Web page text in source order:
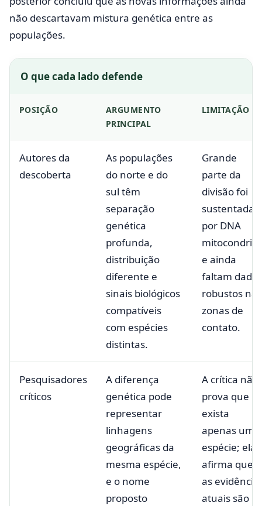
não descartavam mistura genética entre as
populações.
O que cada lado defende
POSIÇÃO
ARGUMENTO
PRINCIPAL
LIMITAÇÃO
Autores da
descoberta
As populações
do norte e do
sul têm
separação
genética
profunda,
distribuição
diferente e
sinais biológicos
compatíveis
com espécies
distintas.
Grande
parte da
divisão foi
sustentada
por DNA
mitocondrial
e ainda
faltam dados
robustos nas
zonas de
contato.
Pesquisadores
críticos
A diferença
genética pode
representar
linhagens
geográficas da
mesma espécie,
e o nome
proposto
A crítica não
prova que
exista
apenas uma
espécie; ela
afirma que
as
atuais são